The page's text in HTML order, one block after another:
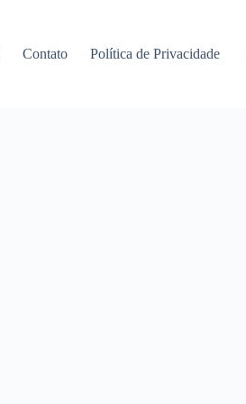
Contato Política de Privacidade